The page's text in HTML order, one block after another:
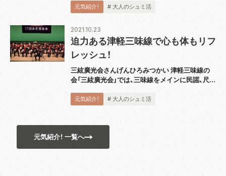
タイルを掲げ、よさこいのルールを守りながらど
元気紹介！ # 大人のシュミ活
迫力ある津軽三味線で心も体もリフ
レッシュ！
三絃廣光会さんげんひろみつかい 津軽三味線の
会「三絃廣光会」では、三味線をメインに民謡、尺八
から活動を始め、現在 30 代から 70 代の 45 名
元気紹介！ # 大人のシュミ活
2021.10.23
元気紹介！ 一覧へ